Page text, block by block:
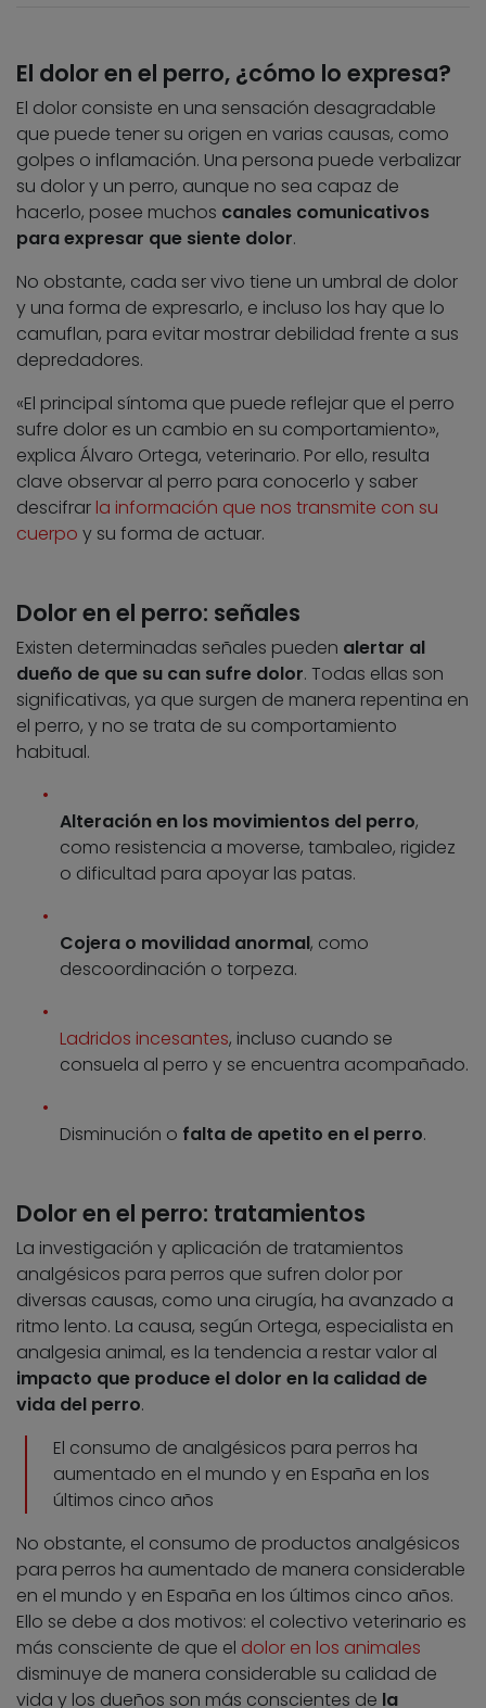
El dolor en el perro, ¿cómo lo expresa?
El dolor consiste en una sensación desagradable
que puede tener su origen en varias causas, como
golpes o inflamación. Una persona puede verbalizar
su dolor y un perro, aunque no sea capaz de
hacerlo, posee muchos canales comunicativos
para expresar que siente dolor.
No obstante, cada ser vivo tiene un umbral de dolor
y una forma de expresarlo, e incluso los hay que lo
camuflan, para evitar mostrar debilidad frente a sus
depredadores.
«El principal síntoma que puede reflejar que el perro
sufre dolor es un cambio en su comportamiento»,
explica Álvaro Ortega, veterinario. Por ello, resulta
clave observar al perro para conocerlo y saber
descifrar la información que nos transmite con su
cuerpo y su forma de actuar.
Dolor en el perro: señales
Existen determinadas señales pueden alertar al
dueño de que su can sufre dolor. Todas ellas son
significativas, ya que surgen de manera repentina en
el perro, y no se trata de su comportamiento
habitual.
Alteración en los movimientos del perro,
como resistencia a moverse, tambaleo, rigidez
o dificultad para apoyar las patas.
Cojera o movilidad anormal, como
descoordinación o torpeza.
Ladridos incesantes, incluso cuando se
consuela al perro y se encuentra acompañado.
Disminución o falta de apetito en el perro.
Dolor en el perro: tratamientos
La investigación y aplicación de tratamientos
analgésicos para perros que sufren dolor por
diversas causas, como una cirugía, ha avanzado a
ritmo lento. La causa, según Ortega, especialista en
analgesia animal, es la tendencia a restar valor al
impacto que produce el dolor en la calidad de
vida del perro.
El consumo de analgésicos para perros ha
aumentado en el mundo y en España en los
últimos cinco años
No obstante, el consumo de productos analgésicos
para perros ha aumentado de manera considerable
en el mundo y en España en los últimos cinco años.
Ello se debe a dos motivos: el colectivo veterinario es
más consciente de que el dolor en los animales
disminuye de manera considerable su calidad de
vida y los dueños son más conscientes de la